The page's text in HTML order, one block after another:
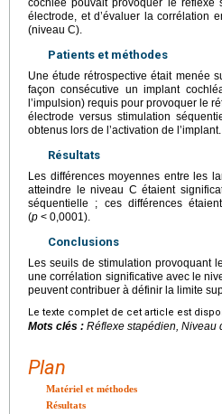
électrode, et d’évaluer la corrélation
(niveau C).
Patients et méthodes
Une étude rétrospective était menée
façon consécutive un implant
l’impulsion) requis pour provoquer le
électrode versus stimulation
obtenus lors de l’activation de l’implant.
Résultats
Les différences moyennes entre les
atteindre le niveau C étaient
séquentielle ; ces différences
(p < 0,0001).
Conclusions
Les seuils de stimulation provoquant
une corrélation significative avec le
peuvent contribuer à définir la limite
Le texte complet de cet article est
Mots clés : Réflexe stapédien, Niveau
Plan
Matériel et méthodes
Résultats